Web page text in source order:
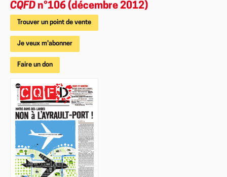
CQFD n°106 (décembre 2012)
Trouver un point de vente
Je veux m'abonner
Faire un don